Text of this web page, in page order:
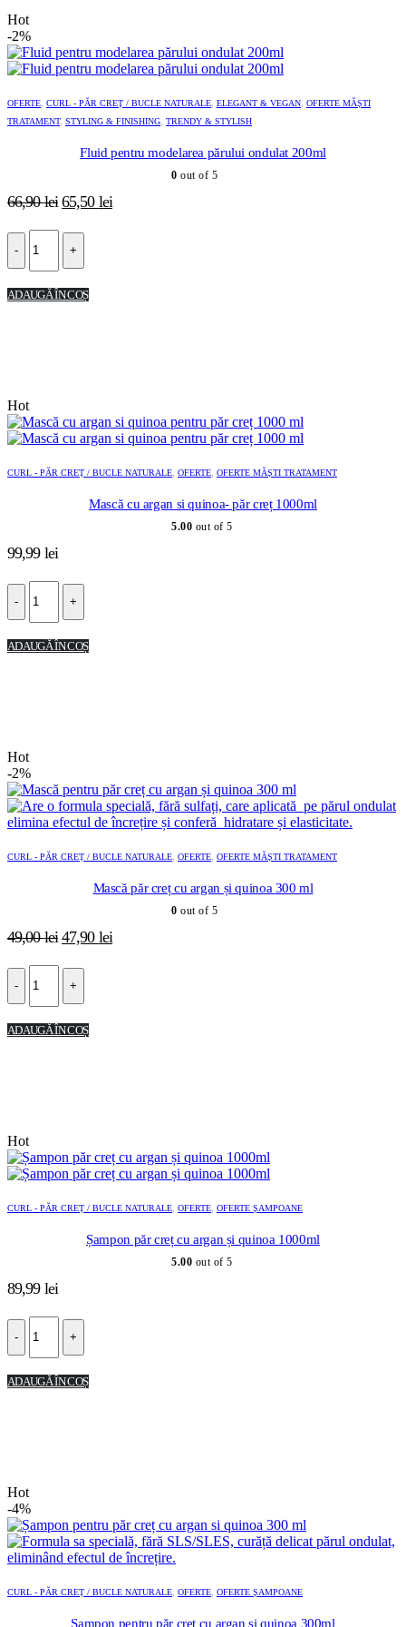
Hot
-2%
OFERTE CURL - PĂR CREȚ / BUCLE NATURALE ELEGANT & VEGAN OFERTE MĂȘTI
TRATAMENT, STYLING & FINISHING TRENDY & STYLISH
Fluid pentru modelarea părului ondulat 200ml
0 out of 5
66,90lei Prețul
a
fost:
65,50 leiPrețul
- +
ADAUGĂ ÎN COȘ
Hot
CURL - PĂR CREȚ / BUCLE NATURALE OFERTE OFERTE MĂȘTI TRATAMENT
Mască cu argan si quinoa- păr creț 1000ml
5.00 out of 5
99,99 lei
- +
ADAUGĂ ÎN COȘ
Hot
-2%
CURL - PĂR CREȚ / BUCLE NATURALE OFERTE OFERTE MĂȘTI TRATAMENT
Mască păr creț cu argan și quinoa 300 ml
0 out of 5
49,00lei Prețul
a
fost:
47,90 leiPrețul
- +
ADAUGĂ ÎN COȘ
Hot
CURL - PĂR CREȚ / BUCLE NATURALE OFERTE OFERTE ȘAMPOANE
Șampon păr creț cu argan și quinoa 1000ml
5.00 out of 5
89,99 lei
- +
ADAUGĂ ÎN COȘ
Hot
-4%
CURL - PĂR CREȚ / BUCLE NATURALE OFERTE OFERTE ȘAMPOANE
Șampon pentru păr creț cu argan și quinoa 300ml